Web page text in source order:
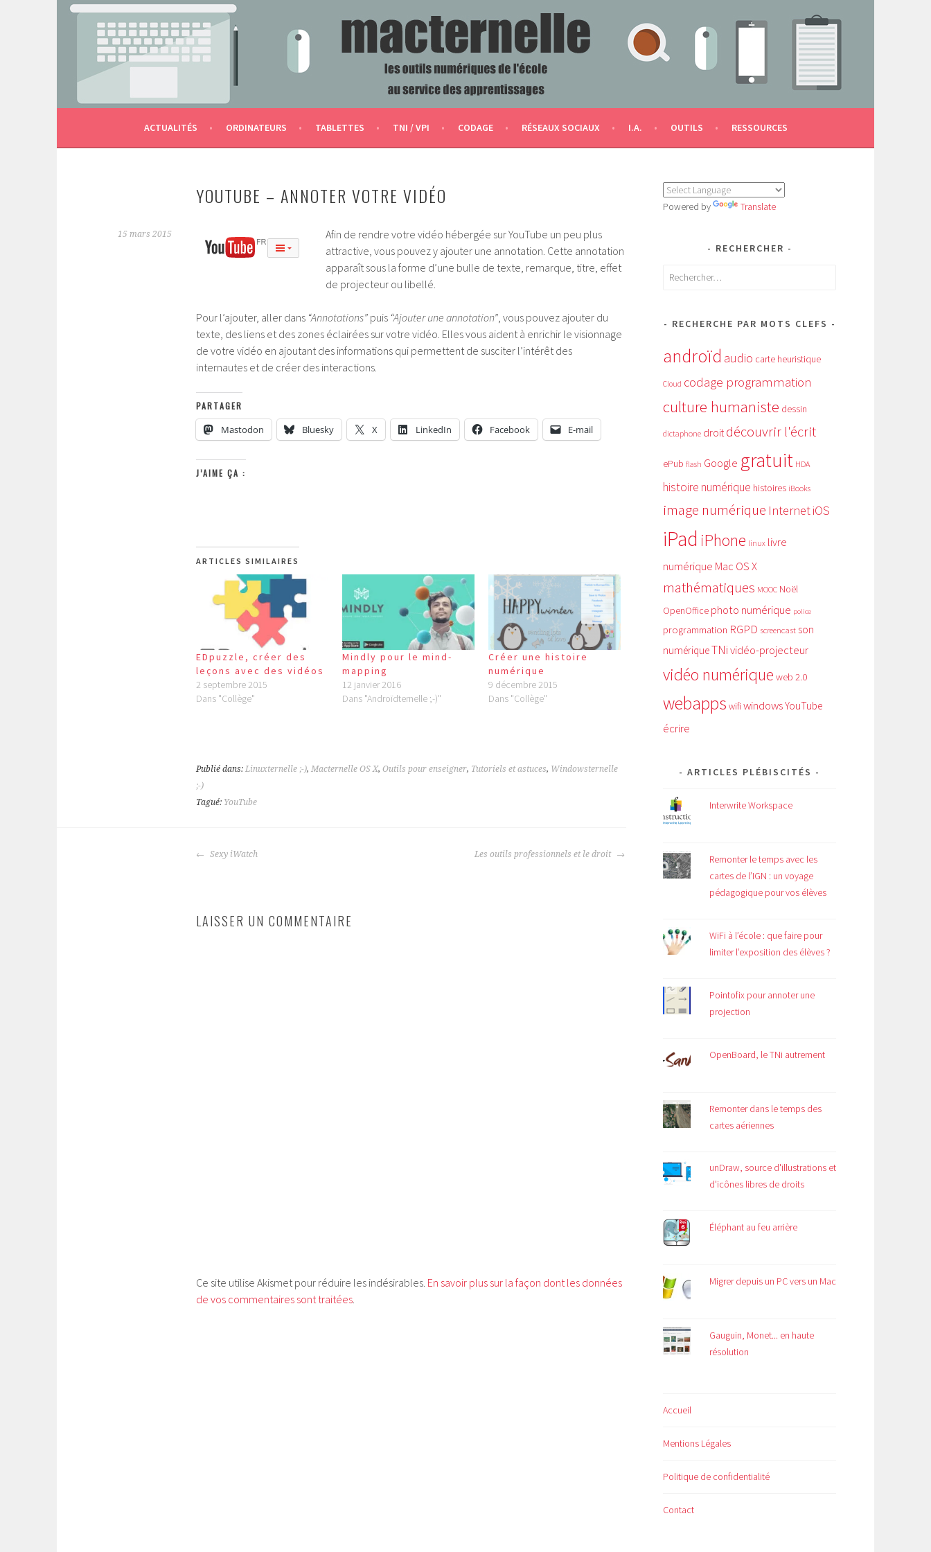
Aller
MACTERNELLE
LES OUTILS NUMÉRIQUES DE L'ÉCOLE AU SERVICE DES APPRENTISSAGES
ACTUALITÉS ORDINATEURS TABLETTES TNI / VPI CODAGE RÉSEAUX SOCIAUX I.A. OUTILS RESSOURCES
YOUTUBE – ANNOTER VOTRE VIDÉO
15 mars 2015
Afin de rendre votre vidéo hébergée sur YouTube un peu plus
attractive, vous pouvez y ajouter une annotation. Cette annotation
apparaît sous la forme d’une bulle de texte, remarque, titre, effet
de projecteur ou libellé.
Pour l’ajouter, aller dans “Annotations” puis “Ajouter une annotation”, vous pouvez ajouter du
texte, des liens et des zones éclairées sur votre vidéo. Elles vous aident à enrichir le visionnage
de votre vidéo en ajoutant des informations qui permettent de susciter l’intérêt des
internautes et de créer des interactions.
PARTAGER
Mastodon Bluesky X LinkedIn Facebook E-mail
J’AIME ÇA :
ARTICLES SIMILAIRES
EDpuzzle, créer des
leçons avec des vidéos
2 septembre 2015
Dans "Collège"
Mindly pour le mind-
mapping
12 janvier 2016
Dans "Androïdternelle ;-)"
Créer une histoire
numérique
9 décembre 2015
Dans "Collège"
Publié dans: Linuxternelle ;-), Macternelle OS X, Outils pour enseigner, Tutoriels et astuces, Windowsternelle
;-)
Tagué: YouTube
NAVIGATION
Sexy iWatch Les outils professionnels et le droit
LAISSER UN COMMENTAIRE
Ce site utilise Akismet pour réduire les indésirables. En savoir plus sur la façon dont les données
de vos commentaires sont traitées.
Powered by Translate
RECHERCHER
Rechercher :
RECHERCHE PAR MOTS CLEFS
androïd audio carte heuristique
Cloud codage programmation
culture humaniste dessin
dictaphone droit découvrir l'écrit
ePub flash Google gratuit HDA
histoire numérique histoires iBooks
image numérique InternetiOS
iPad iPhone linux livre
numérique Mac OS X
mathématiques MOOC Noël
OpenOffice photo numérique police
programmation RGPD screencast son
numériqueTNividéo-projecteur
vidéo numérique web 2.0
webapps wifi windowsYouTube
écrire
ARTICLES PLÉBISCITÉS
Interwrite Workspace
Remonter le temps avec les
cartes de l’IGN : un voyage
pédagogique pour vos élèves
WiFi à l’école : que faire pour
limiter l’exposition des élèves ?
Pointofix pour annoter une
projection
OpenBoard, le TNi autrement
Remonter dans le temps des
cartes aériennes
unDraw, source d'illustrations et
d'icônes libres de droits
Éléphant au feu arrière
Migrer depuis un PC vers un Mac
Gauguin, Monet... en haute
résolution
Accueil
Mentions Légales
Politique de confidentialité
Contact